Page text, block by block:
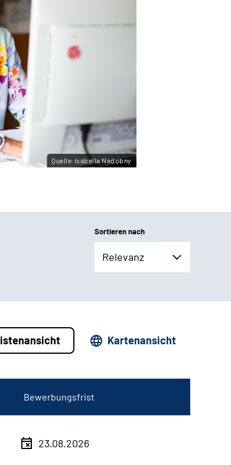
Quelle:Isabella Nadobny
Sortieren nach
Relevanz
Kartenansicht
Bewerbungsfrist
23.08.2026